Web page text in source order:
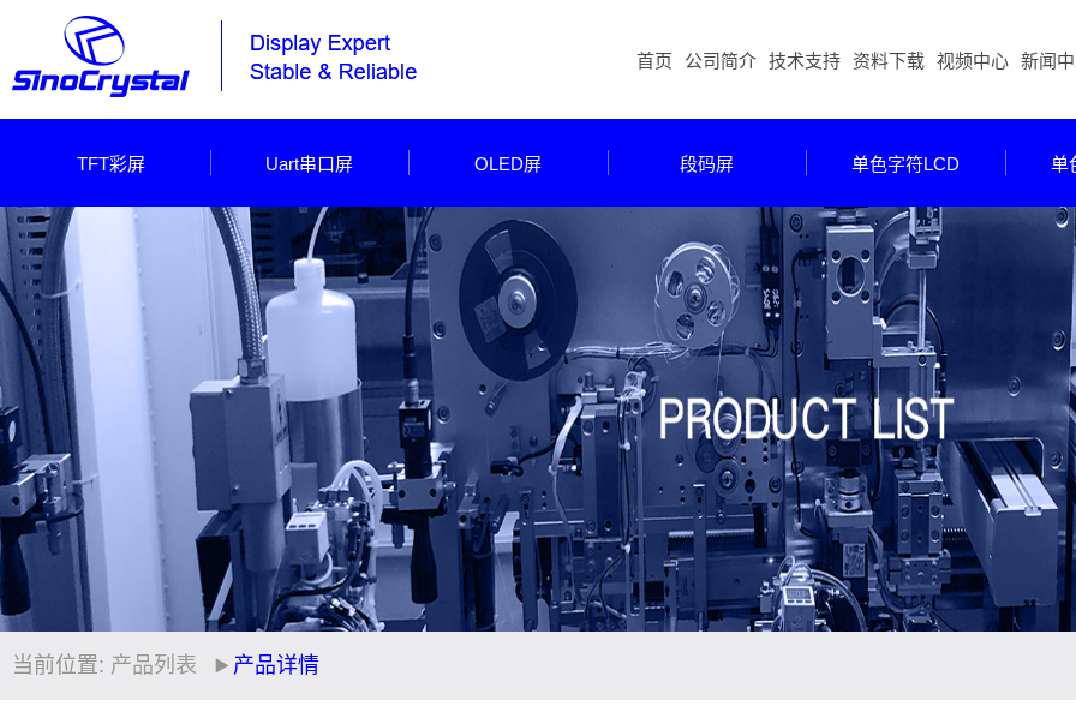
首页 公司简介 技术支持 资料下载 视频中心 新闻
TFT彩屏 Uart串口屏 OLED屏 段码屏 单色字符LCD 单
当前位置: 产品列表 产品详情